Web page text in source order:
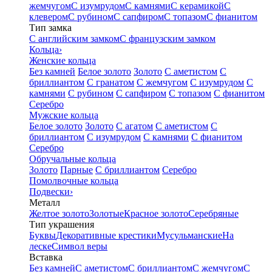
жемчугомС изумрудомС камнямиС керамикойС
клеверомС рубиномС сапфиромС топазомС фианитом
Тип замка
С английским замкомС французским замком
Кольца›
Женские кольца
Без камней Белое золото Золото С аметистом С
бриллиантом С гранатом С жемчугом С изумрудом С
камнями С рубином С сапфиром С топазом С фианитом
Серебро
Мужские кольца
Белое золото Золото С агатом С аметистом С
бриллиантом С изумрудом С камнями С фианитом
Серебро
Обручальные кольца
Золото Парные С бриллиантом Серебро
Помолвочные кольца
Подвески›
Металл
Желтое золотоЗолотыеКрасное золотоСеребряные
Тип украшения
БуквыДекоративные крестикиМусульманскиеНа
лескеСимвол веры
Вставка
Без камнейС аметистомС бриллиантомС жемчугомС